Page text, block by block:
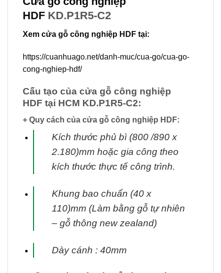
HDF KD.P1R5-C2
Xem cửa gỗ công nghiệp HDF tại:
https://cuanhuago.net/danh-muc/cua-go/cua-go-
cong-nghiep-hdf/
Cấu tạo của cửa gỗ công nghiệp
HDF tại HCM KD.P1R5-C2:
+ Quy cách của cửa gỗ công nghiệp HDF:
Kích thước phủ bì (800 /890 x
2.180)mm hoặc gia công theo
kích thước thực tế công trình.
Khung bao chuẩn (40 x
110)mm (Làm bằng gỗ tự nhiên
– gỗ thông new zealand)
Dày cánh : 40mm